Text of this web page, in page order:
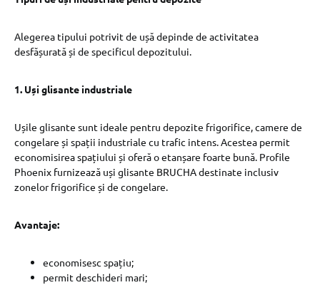
Alegerea tipului potrivit de ușă depinde de activitatea
desfășurată și de specificul depozitului.
1. Uși glisante industriale
Ușile glisante sunt ideale pentru depozite frigorifice, camere de
congelare și spații industriale cu trafic intens. Acestea permit
economisirea spațiului și oferă o etanșare foarte bună. Profile
Phoenix furnizează uși glisante BRUCHA destinate inclusiv
zonelor frigorifice și de congelare.
Avantaje:
economisesc spațiu;
permit deschideri mari;